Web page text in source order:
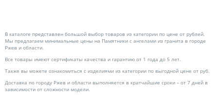
В каталоге представлен большой выбор товаров из категории по цене от рублей.
Мы предлагаем минимальные цены на Памятники с ангелами из гранита в городе
Ржев и области.
Все товары имеют сертификаты качества и гарантию от 1 года до 5 лет.
Также вы можете ознакомиться с изделиями из категории по выгодной цене от руб.
Доставка по городу Ржев и области выполняется в кратчайшие сроки – от 7 дней в
зависимости от сложности модели.